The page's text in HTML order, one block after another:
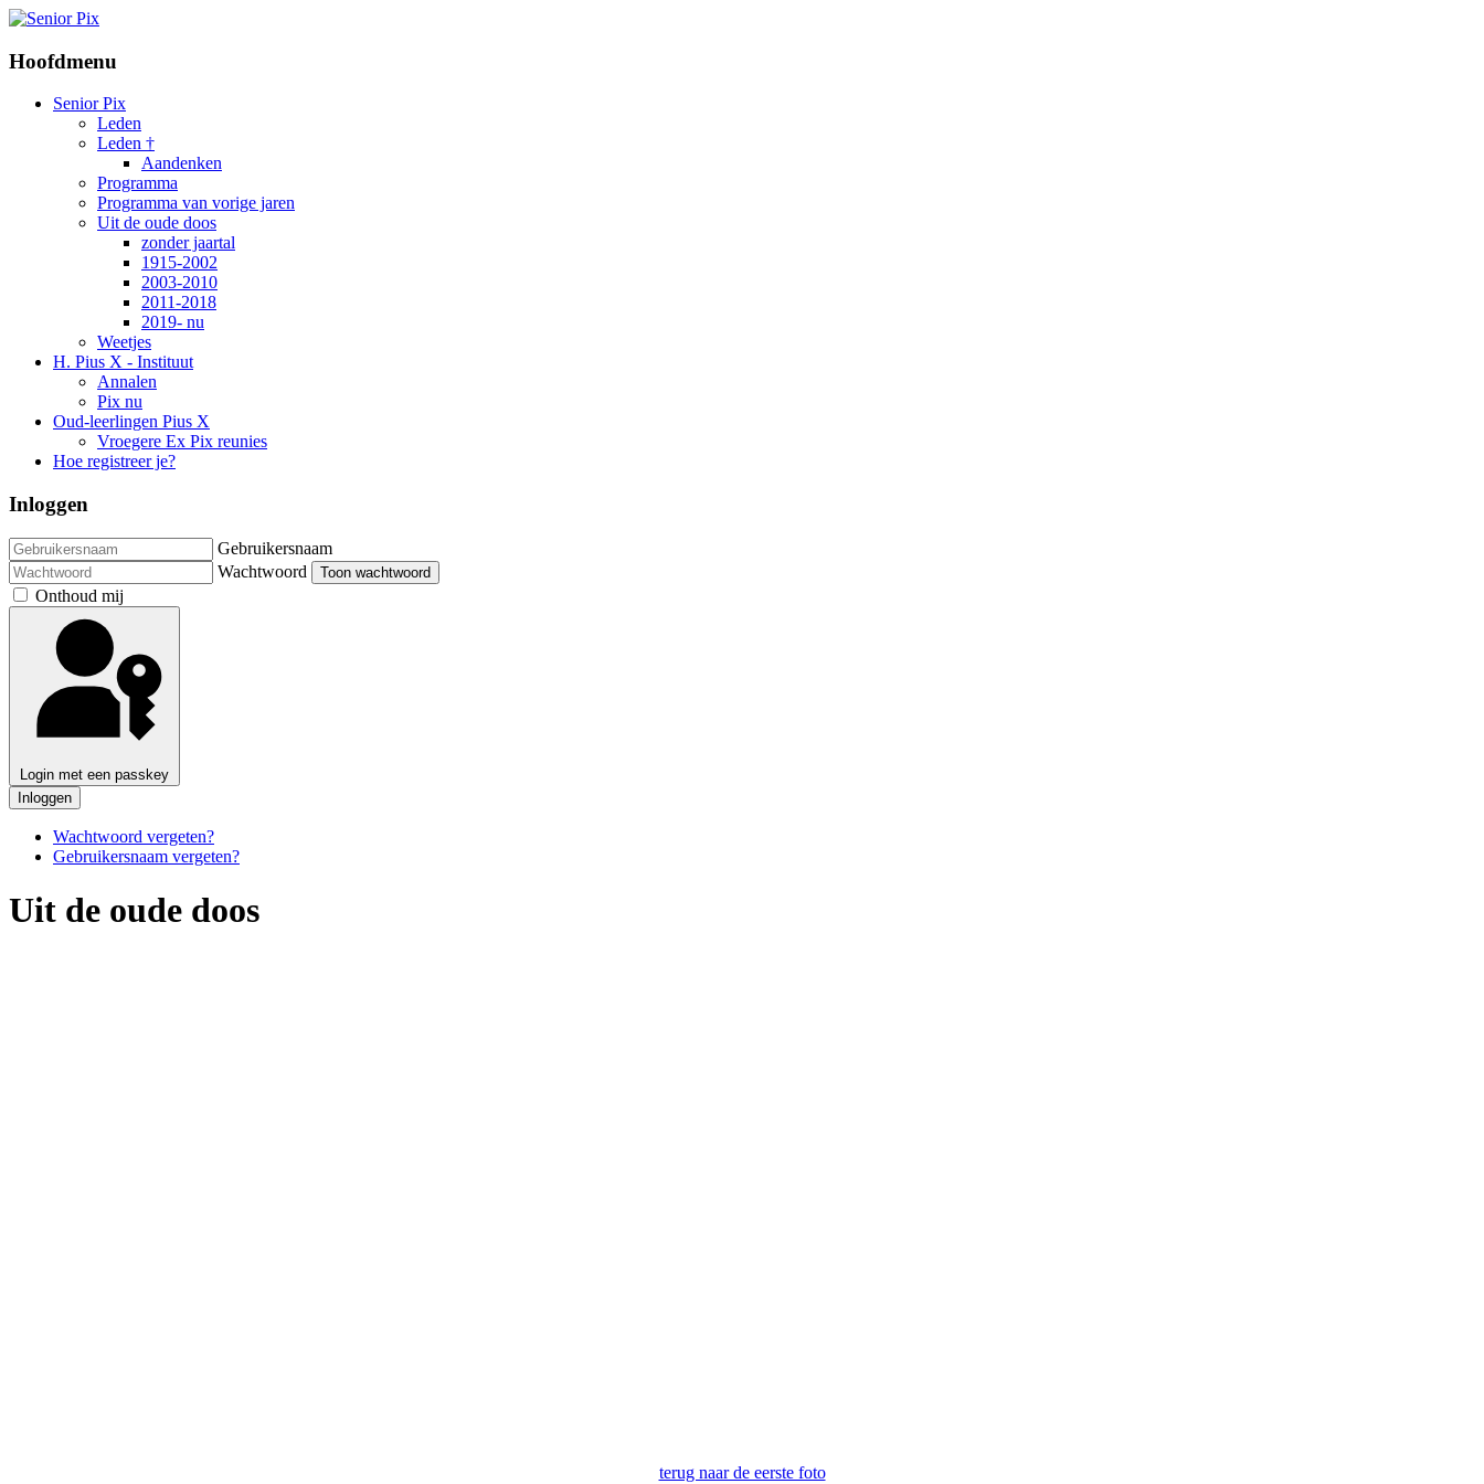
Hoofdmenu
Senior Pix
Leden
Leden †
Aandenken
Programma
Programma van vorige jaren
Uit de oude doos
zonder jaartal
1915-2002
2003-2010
2011-2018
2019- nu
Weetjes
H. Pius X - Instituut
Annalen
Pix nu
Oud-leerlingen Pius X
Vroegere Ex Pix reunies
Hoe registreer je?
Inloggen
Gebruikersnaam
Wachtwoord
Toon wachtwoord
Onthoud mij
Login met een passkey
Inloggen
Wachtwoord vergeten?
Gebruikersnaam vergeten?
Uit de oude doos
terug naar de eerste foto